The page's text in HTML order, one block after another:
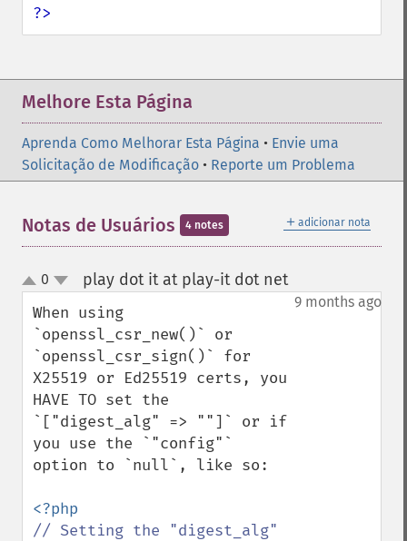
?>
Melhore Esta Página
Aprenda Como Melhorar Esta Página • Envie uma
Solicitação de Modificação • Reporte um Problema
＋ adicionar nota
Notas de Usuários 4 notes
up
down
0 play dot it at play-it dot net¶
9 months ago
When using
`openssl_csr_new()` or
`openssl_csr_sign()` for
X25519 or Ed25519 certs, you
HAVE TO set the
`["digest_alg" => ""]` or if
you use the `"config"`
option to `null`, like so:
// Setting the "digest_alg"